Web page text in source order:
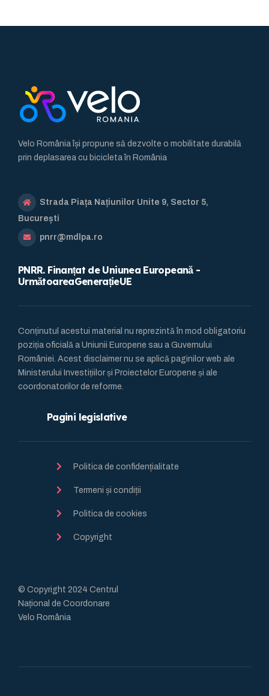
Velo România își propune să dezvolte o mobilitate durabilă
prin deplasarea cu bicicleta în România
Strada Piața Națiunilor Unite 9, Sector 5,
București
pnrr@mdlpa.ro
PNRR. Finanțat de Uniunea Europeană -
UrmătoareaGenerațieUE
Conținutul acestui material nu reprezintă în mod obligatoriu
poziția oficială a Uniunii Europene sau a Guvernului
României. Acest disclaimer nu se aplică paginilor web ale
Ministerului Investițiilor și Proiectelor Europene și ale
coordonatorilor de reforme.
Pagini legislative
Politica de confidențialitate
Termeni și condiții
Politica de cookies
Copyright
© Copyright 2024 Centrul
Național de Coordonare
Velo România